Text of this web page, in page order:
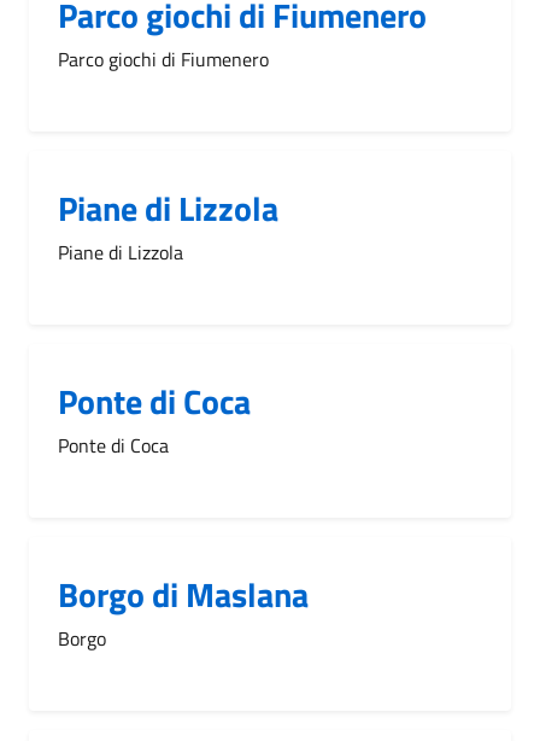
Parco giochi di Fiumenero
Parco giochi di Fiumenero
Piane di Lizzola
Piane di Lizzola
Ponte di Coca
Ponte di Coca
Borgo di Maslana
Borgo